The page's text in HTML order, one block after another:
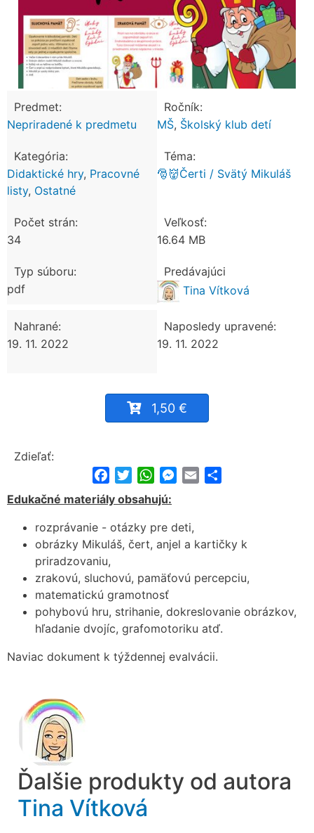
Predmet:
Nepriradené k predmetu
Ročník:
MŠ, Školský klub detí
Kategória:
Didaktické hry, Pracovné
listy, Ostatné
Téma:
🎅👹Čerti / Svätý Mikuláš
Počet strán:
34
Veľkosť:
16.64 MB
Typ súboru:
pdf
Predávajúci
Tina Vítková
Nahrané:
19. 11. 2022
Naposledy upravené:
19. 11. 2022
1,50 €
Zdieľať:
FacebookTwitterWhatsApp
Messenger
Email
Edukačné materiály obsahujú:
rozprávanie - otázky pre deti,
obrázky Mikuláš, čert, anjel a kartičky k
priradzovaniu,
zrakovú, sluchovú, pamäťovú percepciu,
matematickú gramotnosť
pohybovú hru, strihanie, dokreslovanie obrázkov,
hľadanie dvojíc, grafomotoriku atď.
Naviac dokument k týždennej evalvácii.
Ďalšie produkty od autora
Tina Vítková